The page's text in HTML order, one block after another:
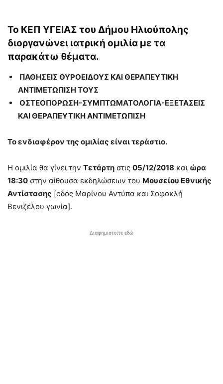
Το ΚΕΠ ΥΓΕΙΑΣ του Δήμου Ηλιούπολης
διοργανώνει ιατρική ομιλία με τα
παρακάτω θέματα.
ΠΑΘΗΣΕΙΣ ΘΥΡΟΕΙΔΟΥΣ ΚΑΙ ΘΕΡΑΠΕΥΤΙΚΗ
ΑΝΤΙΜΕΤΩΠΙΣΗ ΤΟΥΣ
ΟΣΤΕΟΠΟΡΩΣΗ-ΣΥΜΠΤΩΜΑΤΟΛΟΓΙΑ-ΕΞΕΤΑΣΕΙΣ
ΚΑΙ ΘΕΡΑΠΕΥΤΙΚΗ ΑΝΤΙΜΕΤΩΠΙΣΗ
Το ενδιαφέρον της ομιλίας είναι τεράστιο.
Η ομιλία θα γίνει την Τετάρτη στις 05/12/2018 και ώρα
18:30 στην αίθουσα εκδηλώσεων του Μουσείου Εθνικής
Αντίστασης [οδός Μαρίνου Αντύπα και Σοφοκλή
Βενιζέλου γωνία].
Διαφημιστείτε εδώ